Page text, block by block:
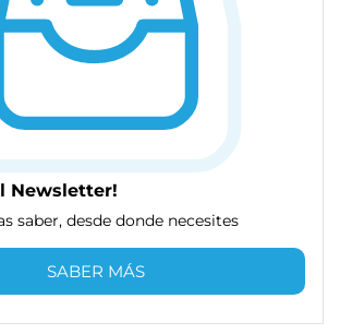
Newsletter!
saber, desde donde necesites
SABER MÁS